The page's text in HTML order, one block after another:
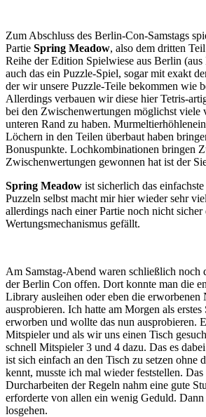
Zum Abschluss des Berlin-Con-Samstags
Partie Spring Meadow, also dem dritten
Reihe der Edition Spielwiese aus Berlin
auch das ein Puzzle-Spiel, sogar mit exakt
der wir unsere Puzzle-Teile bekommen wie
Allerdings verbauen wir diese hier Tetris-
bei den Zwischenwertungen möglichst viele
unteren Rand zu haben.
Löchern in den Teilen überbaut haben
Bonuspunkte. Lochkombinationen bringen
Zwischenwertungen gewonnen hat ist der
Spring Meadow ist sicherlich das
Puzzeln selbst macht mir hier wieder sehr
allerdings nach einer Partie noch nicht
Wertungsmechanismus gefällt.
Am Samstag-Abend waren schließlich noch
der Berlin Con offen. Dort konnte man die
Library ausleihen oder eben die erworbenen
ausprobieren. Ich hatte am Morgen als erstes
erworben und wollte das nun ausprobieren.
Mitspieler und als wir uns einen Tisch
schnell Mitspieler 3 und 4 dazu. Das es
ist sich einfach an den Tisch zu setzen ohne
kennt, musste ich mal wieder feststellen. Das
Durcharbeiten der Regeln nahm eine gute
erforderte von allen ein wenig Geduld. Dann
losgehen.